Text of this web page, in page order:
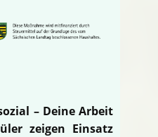
– Deine Arbeit
zeigen Einsatz